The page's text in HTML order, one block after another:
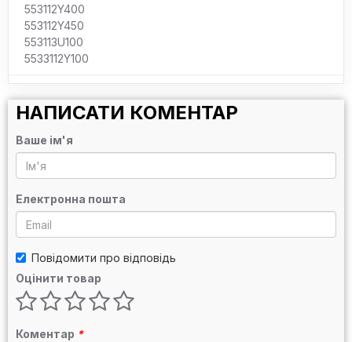
553112Y400
553112Y450
553113U100
5533112Y100
НАПИСАТИ КОМЕНТАР
Ваше ім'я
Електронна пошта
Повідомити про відповідь
Оцінити товар
Коментар *